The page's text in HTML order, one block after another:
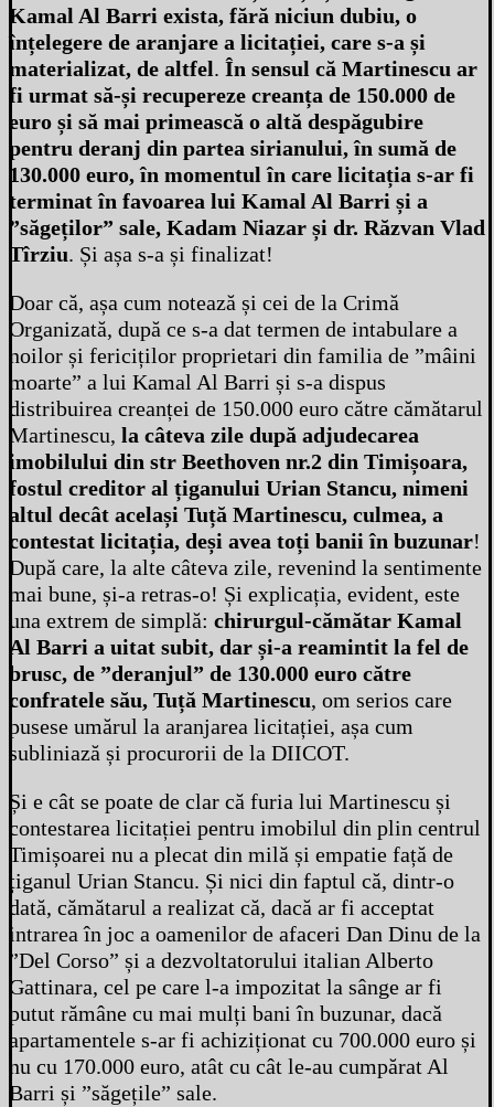
Kamal Al Barri exista, fără niciun dubiu, o
înțelegere de aranjare a licitației, care s-a și
materializat, de altfel. În sensul că Martinescu ar
fi urmat să-și recupereze creanța de 150.000 de
euro și să mai primească o altă despăgubire
pentru deranj din partea sirianului, în sumă de
130.000 euro, în momentul în care licitația s-ar fi
terminat în favoarea lui Kamal Al Barri și a
”săgeților” sale, Kadam Niazar și dr. Răzvan Vlad
Tîrziu. Și așa s-a și finalizat!
Doar că, așa cum notează și cei de la Crimă
Organizată, după ce s-a dat termen de intabulare a
noilor și fericiților proprietari din familia de ”mâini
moarte” a lui Kamal Al Barri și s-a dispus
distribuirea creanței de 150.000 euro către cămătarul
Martinescu, la câteva zile după adjudecarea
imobilului din str Beethoven nr.2 din Timișoara,
fostul creditor al țiganului Urian Stancu, nimeni
altul decât același Tuță Martinescu, culmea, a
contestat licitația, deși avea toți banii în buzunar!
După care, la alte câteva zile, revenind la sentimente
mai bune, și-a retras-o! Și explicația, evident, este
una extrem de simplă: chirurgul-cămătar Kamal
Al Barri a uitat subit, dar și-a reamintit la fel de
brusc, de ”deranjul” de 130.000 euro către
confratele său, Tuță Martinescu, om serios care
pusese umărul la aranjarea licitației, așa cum
subliniază și procurorii de la DIICOT.
Și e cât se poate de clar că furia lui Martinescu și
contestarea licitației pentru imobilul din plin centrul
Timișoarei nu a plecat din milă și empatie față de
țiganul Urian Stancu. Și nici din faptul că, dintr-o
dată, cămătarul a realizat că, dacă ar fi acceptat
intrarea în joc a oamenilor de afaceri Dan Dinu de la
”Del Corso” și a dezvoltatorului italian Alberto
Gattinara, cel pe care l-a impozitat la sânge ar fi
putut rămâne cu mai mulți bani în buzunar, dacă
apartamentele s-ar fi achiziționat cu 700.000 euro și
nu cu 170.000 euro, atât cu cât le-au cumpărat Al
Barri și ”săgețile” sale.